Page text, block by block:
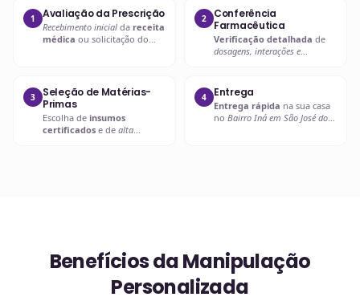
1 Avaliação da Prescrição
Recebimento inicial da receita
médica ou solicitação do
2
Conferência
Farmacêutica
Verificação detalhada de
dosagens, interações e
3
Seleção de Matérias-
Primas
Escolha de insumos
certificados e de alta
4 Entrega
Entrega rápida na sua casa
no Bairro Iná em São José dos
Benefícios da Manipulação
Personalizada